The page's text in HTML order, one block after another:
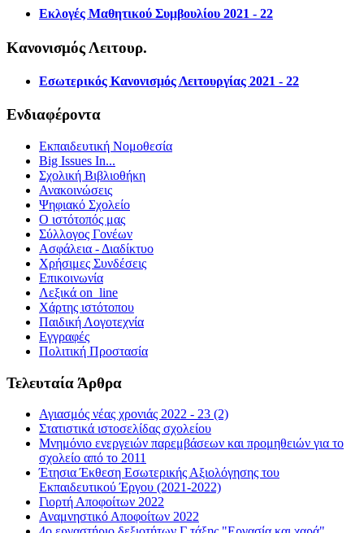
Εκλογές Μαθητικού Συμβουλίου 2021 - 22
Κανονισμός Λειτουρ.
Εσωτερικός Κανονισμός Λειτουργίας 2021 - 22
Ενδιαφέροντα
Εκπαιδευτική Νομοθεσία
Big Issues In...
Σχολική Βιβλιοθήκη
Ανακοινώσεις
Ψηφιακό Σχολείο
Ο ιστότοπός μας
Σύλλογος Γονέων
Ασφάλεια - Διαδίκτυο
Χρήσιμες Συνδέσεις
Επικοινωνία
Λεξικά on_line
Χάρτης ιστότοπου
Παιδική Λογοτεχνία
Εγγραφές
Πολιτική Προστασία
Τελευταία Άρθρα
Αγιασμός νέας χρονιάς 2022 - 23 (2)
Στατιστικά ιστοσελίδας σχολείου
Μνημόνιο ενεργειών παρεμβάσεων και προμηθειών για το
σχολείο από το 2011
Έτησια Έκθεση Εσωτερικής Αξιολόγησης του
Εκπαιδευτικού Έργου (2021-2022)
Γιορτή Αποφοίτων 2022
Αναμνηστικό Αποφοίτων 2022